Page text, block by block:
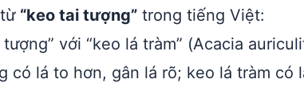
“keo tai tượng” trong tiếng Việt:
với “keo lá tràm” (Acacia
có lá to hơn, gân lá rõ; keo lá tràm có